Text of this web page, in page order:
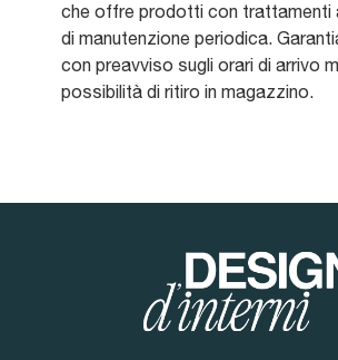
che offre prodotti con trattamenti
di manutenzione periodica.
con preavviso sugli orari di arrivo
possibilità di ritiro in magazzino.